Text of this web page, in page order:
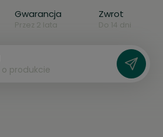
Gwarancja
Przez 2 lata
Zwrot
Do 14 dni
o produkcie